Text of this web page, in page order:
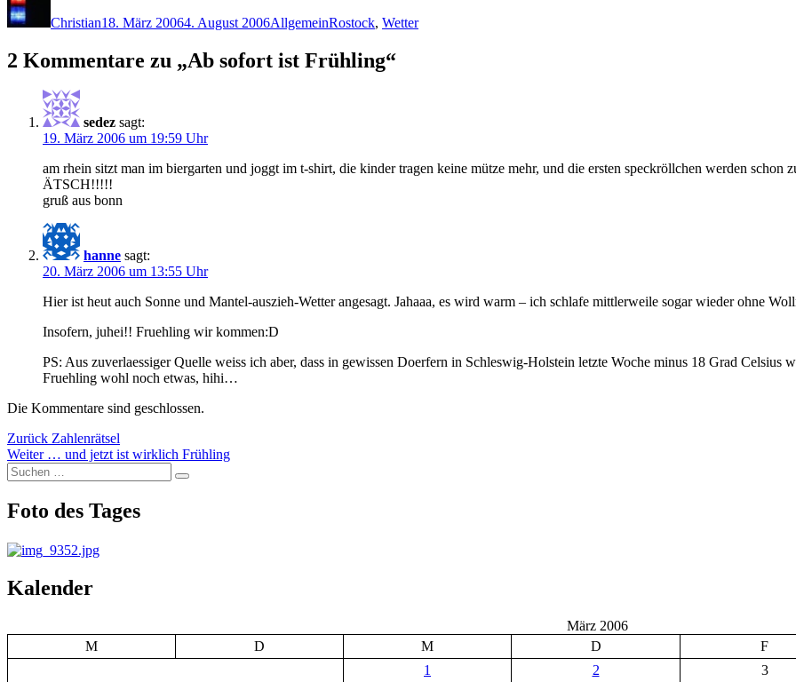
Christian18. März 20064. August 2006AllgemeinRostock, Wetter
2 Kommentare zu „Ab sofort ist Frühling“
sedez sagt:
19. März 2006 um 19:59 Uhr
am rhein sitzt man im biergarten und joggt im t-shirt, die kinder tragen keine mütze mehr, und die ersten speckröllchen werden schon
ÄTSCH!!!!!
gruß aus bonn
hanne sagt:
20. März 2006 um 13:55 Uhr
Hier ist heut auch Sonne und Mantel-auszieh-Wetter angesagt. Jahaaa, es wird warm – ich schlafe mittlerweile sogar wieder ohne
Insofern, juhei!! Fruehling wir kommen:D
PS: Aus zuverlaessiger Quelle weiss ich aber, dass in gewissen Doerfern in Schleswig-Holstein letzte Woche minus 18 Grad Celsius
Fruehling wohl noch etwas, hihi…
Die Kommentare sind geschlossen.
Beitragsnavigation
Zurück Vorheriger
Beitrag:
Zahlenrätsel
Weiter Nächster
Beitrag:
… und jetzt ist wirklich Frühling
Suchen
nach:
Suchen
Foto des Tages
Kalender
März 2006
M
D M D F
1
2 3